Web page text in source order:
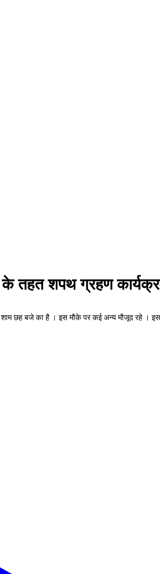
के तहत शपथ ग्रहण
छह बजे का है । इस मौके पर कई अन्य मौजूद रहे ।